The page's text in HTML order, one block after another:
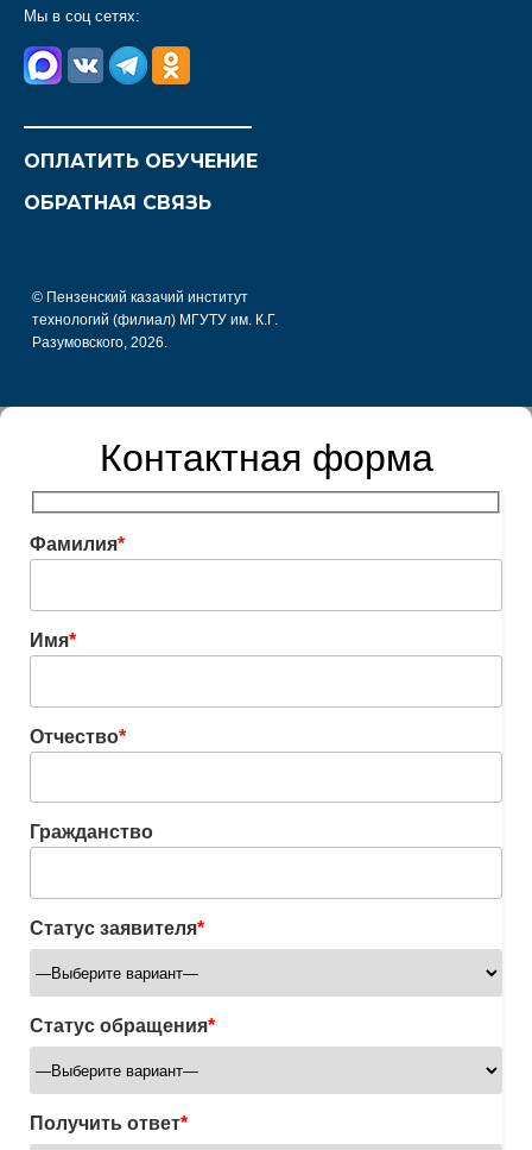
Мы в соц сетях:
ОПЛАТИТЬ ОБУЧЕНИЕ
ОБРАТНАЯ СВЯЗЬ
© Пензенский казачий институт
технологий (филиал) МГУТУ им. К.Г.
Разумовского, 2026.
Контактная форма
Фамилия*
Имя*
Отчество*
Гражданство
Статус заявителя*
Статус обращения*
Получить ответ*